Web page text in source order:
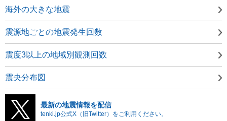
海外の大きな地震
震源地ごとの地震発生回数
震度3以上の地域別観測回数
震央分布図
最新の地震情報を配信
tenki.jp公式X（旧Twitter）をご利用ください。